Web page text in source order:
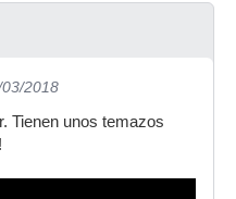
2018
Tienen unos temazos